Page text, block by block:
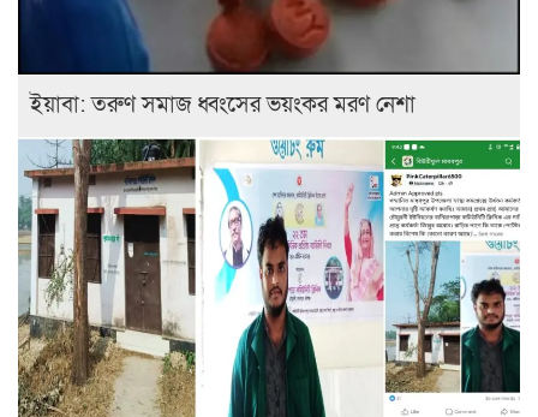
ইয়াবা: তরুণ সমাজ ধ্বংসের ভয়ংকর মরণ নেশা